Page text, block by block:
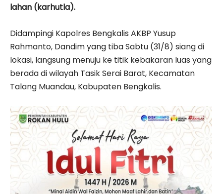
lahan (karhutla).
Didampingi Kapolres Bengkalis AKBP Yusup
Rahmanto, Dandim yang tiba Sabtu (31/8) siang di
lokasi, langsung menuju ke titik kebakaran luas yang
berada di wilayah Tasik Serai Barat, Kecamatan
Talang Muandau, Kabupaten Bengkalis.